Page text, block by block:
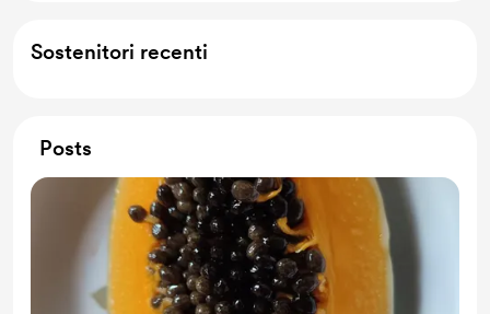
Sostenitori recenti
Posts